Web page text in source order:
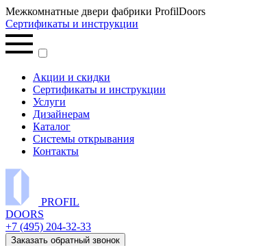
Межкомнатные двери фабрики ProfilDoors
Сертификаты и инструкции
Акции и скидки
Сертификаты и инструкции
Услуги
Дизайнерам
Каталог
Системы открывания
Контакты
PROFIL
DOORS
+7 (495) 204-32-33
Заказать обратный звонок